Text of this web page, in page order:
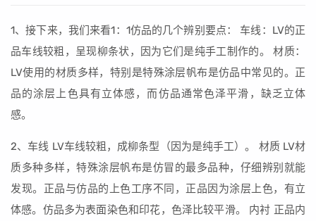
1、接下来，我们来看1：1仿品的几个辨别要点： 车线：LV的正
品车线较粗，呈现柳条状，因为它们是纯手工制作的。 材质：
LV使用的材质多样，特别是特殊涂层帆布是仿品中常见的。正
品的涂层上色具有立体感，而仿品通常色泽平滑，缺乏立体
感。
2、车线 LV车线较粗，成柳条型（因为是纯手工）。 材质 LV材
质多种多样，特殊涂层帆布是仿冒的最多品种，仔细辨别就能
发现。正品与仿品的上色工序不同，正品因为涂层上色，有立
体感。仿品多为表面染色和印花，色泽比较平滑。 内衬 正品内